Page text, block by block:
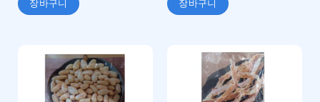
장바구니 장바구니